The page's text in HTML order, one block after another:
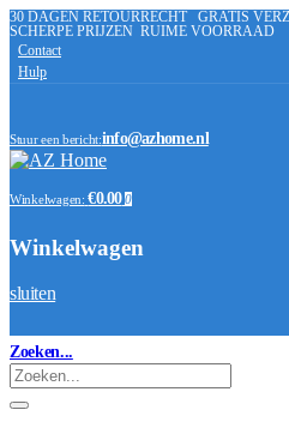
30 DAGEN RETOURRECHT GRATIS
SCHERPE PRIJZEN RUIME VOORRAAD
Contact
Hulp
Stuur een bericht:info@azhome.nl
Winkelwagen: €0.00 0
Winkelwagen
sluiten
Zoeken...